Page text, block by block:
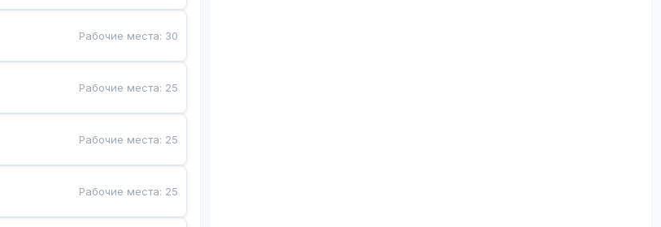
Рабочие места: 30
Рабочие места: 25
Рабочие места: 25
Рабочие места: 25